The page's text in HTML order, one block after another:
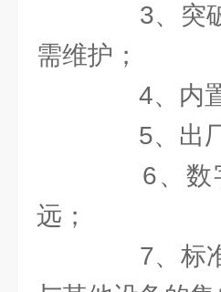
3、突破
需维护；
4、内置
5、出厂
6、数字
远；
7、标准